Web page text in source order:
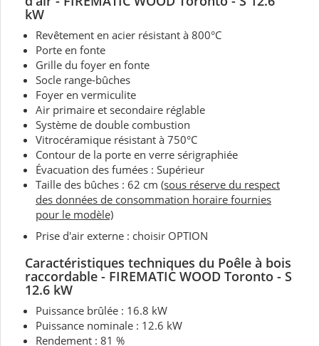
kW
Revêtement en acier résistant à 800°C
Porte en fonte
Grille du foyer en fonte
Socle range-bûches
Foyer en vermiculite
Air primaire et secondaire réglable
Système de double combustion
Vitrocéramique résistant à 750°C
Contour de la porte en verre sérigraphiée
Évacuation des fumées : Supérieur
Taille des bûches : 62 cm (sous réserve du respect
des données de consommation horaire fournies
pour le modèle)
Prise d'air externe : choisir OPTION
Caractéristiques techniques du Poêle à bois
raccordable - FIREMATIC WOOD Toronto - S
12.6 kW
Puissance brûlée : 16.8 kW
Puissance nominale : 12.6 kW
Rendement : 81 %